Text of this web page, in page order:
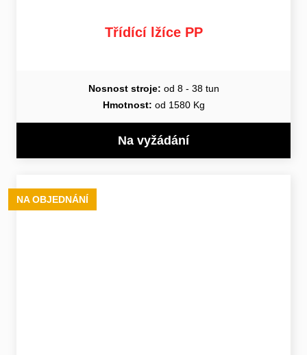
Třídící lžíce PP
Nosnost stroje: od 8 - 38 tun
Hmotnost: od 1580 Kg
Na vyžádání
NA OBJEDNÁNÍ